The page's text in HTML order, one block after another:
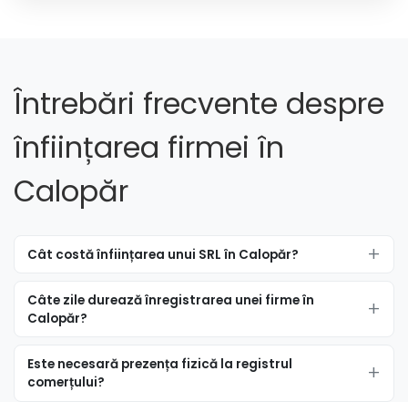
Întrebări frecvente despre
înființarea firmei în
Calopăr
Cât costă înființarea unui SRL în Calopăr?
Câte zile durează înregistrarea unei firme în
Calopăr?
Este necesară prezența fizică la registrul
comerțului?